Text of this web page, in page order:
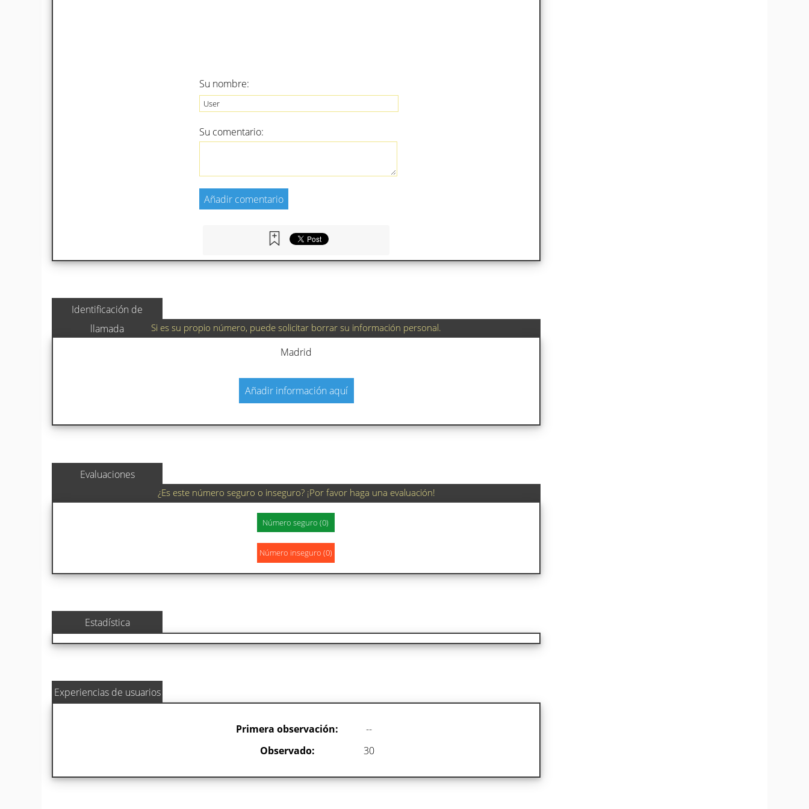
Su nombre:
Su comentario:
Identificación de
llamada
Si es su propio número, puede solicitar borrar su información personal.
Madrid
Añadir información aquí
Evaluaciones
¿Es este número seguro o inseguro? ¡Por favor haga una evaluación!
Estadística
Experiencias de usuarios
Primera observación:
--
Observado:
30